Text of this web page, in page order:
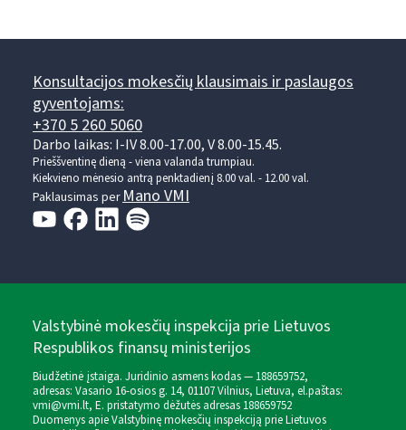
Konsultacijos mokesčių klausimais ir paslaugos
gyventojams:
+370 5 260 5060
Darbo laikas: I-IV 8.00-17.00, V 8.00-15.45.
Prieššventinę dieną - viena valanda trumpiau.
Kiekvieno mėnesio antrą penktadienį 8.00 val. - 12.00 val.
Paklausimas perMano VMI
Valstybinė mokesčių inspekcija prie Lietuvos
Respublikos finansų ministerijos
Biudžetinė įstaiga. Juridinio asmens kodas — 188659752,
adresas: Vasario 16-osios g. 14, 01107 Vilnius, Lietuva, el.paštas:
vmi@vmi.lt, E. pristatymo dėžutės adresas 188659752
Duomenys apie Valstybinę mokesčių inspekciją prie Lietuvos